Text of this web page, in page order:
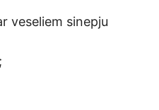
veseliem sinepju